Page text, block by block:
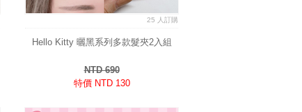
25 人訂購
Hello Kitty 曬黑系列多款髮夾2入組
NTD 690
特價 NTD 130